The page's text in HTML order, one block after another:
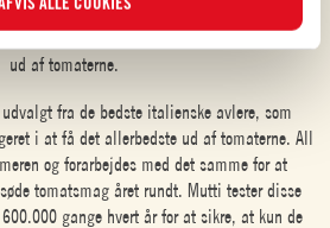
den opdaterede liste over cookierne i
oplysninger kan du læse
nu gjort i de sidste 124 år, hvilket har givet
tomater, og om hvordan man får det meste
ud af tomaterne.
fra de bedste italienske avlere, som
i at få det allerbedste ud af tomaterne. All
og forarbejdes med det samme for at
tomatsmag året rundt. Mutti tester disse
gange hvert år for at sikre, at kun de